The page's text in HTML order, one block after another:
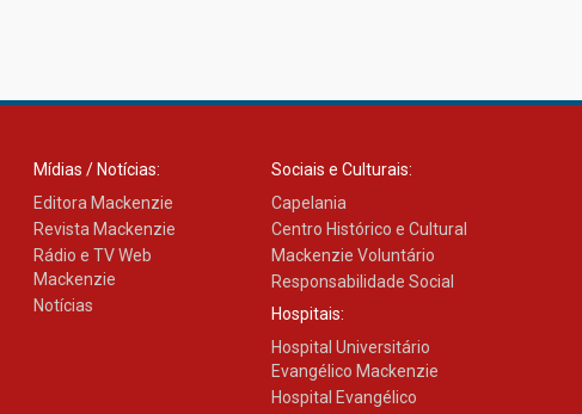
Mídias / Notícias:
Editora Mackenzie
Revista Mackenzie
Rádio e TV Web
Mackenzie
Notícias
Sociais e Culturais:
Capelania
Centro Histórico e Cultural
Mackenzie Voluntário
Responsabilidade Social
Hospitais:
Hospital Universitário
Evangélico Mackenzie
Hospital Evangélico